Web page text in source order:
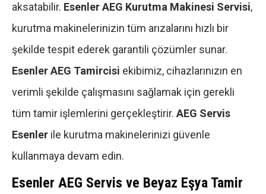
aksatabilir. Esenler AEG Kurutma Makinesi Servisi,
kurutma makinelerinizin tüm arızalarını hızlı bir
şekilde tespit ederek garantili çözümler sunar.
Esenler AEG Tamircisi ekibimiz, cihazlarınızın en
verimli şekilde çalışmasını sağlamak için gerekli
tüm tamir işlemlerini gerçekleştirir. AEG Servis
Esenler ile kurutma makinelerinizi güvenle
kullanmaya devam edin.
Esenler AEG Servis ve Beyaz Eşya Tamir